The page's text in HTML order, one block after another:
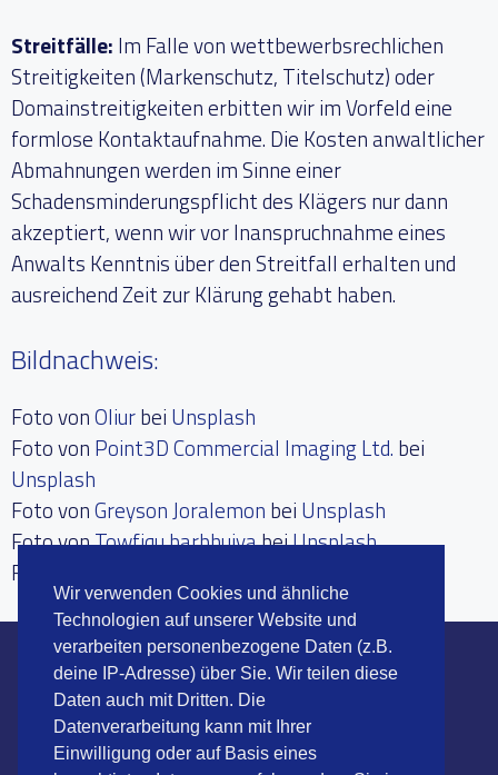
Streitfälle: Im Falle von wettbewerbsrechlichen
Streitigkeiten (Markenschutz, Titelschutz) oder
Domainstreitigkeiten erbitten wir im Vorfeld eine
formlose Kontaktaufnahme. Die Kosten anwaltlicher
Abmahnungen werden im Sinne einer
Schadensminderungspflicht des Klägers nur dann
akzeptiert, wenn wir vor Inanspruchnahme eines
Anwalts Kenntnis über den Streitfall erhalten und
ausreichend Zeit zur Klärung gehabt haben.
Bildnachweis:
Foto vonOliurbei Unsplash
Foto von Point3D Commercial Imaging Ltd. bei
Unsplash
Foto vonGreyson Joralemon bei Unsplash
Foto vonTowfiqu barbhuiyabeiUnsplash
Foto von
ahs Service GmbH & Co. KG
Fährwall 3
Wir verwenden Cookies und ähnliche
Technologien auf unserer Website und
verarbeiten personenbezogene Daten (z.B.
deine IP-Adresse) über Sie. Wir teilen diese
Daten auch mit Dritten. Die
Datenverarbeitung kann mit Ihrer
Einwilligung oder auf Basis eines